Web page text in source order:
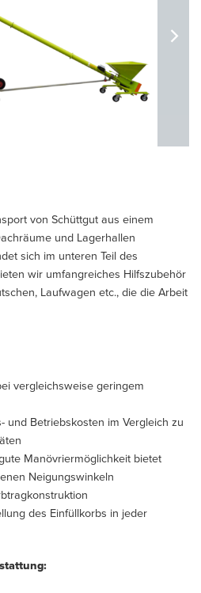
von Schüttgut aus einem
und Lagerhallen
sich im unteren Teil des
wir umfangreiches Hilfszubehör
Laufwagen etc., die die Arbeit
vergleichsweise geringem
und Betriebskosten im Vergleich zu
Manövriermöglichkeit bietet
Neigungswinkeln
des Einfüllkorbs in jeder